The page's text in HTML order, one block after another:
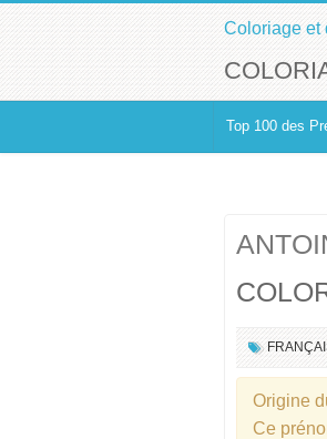
Coloriage et
Top 100 des
Origine
Ce